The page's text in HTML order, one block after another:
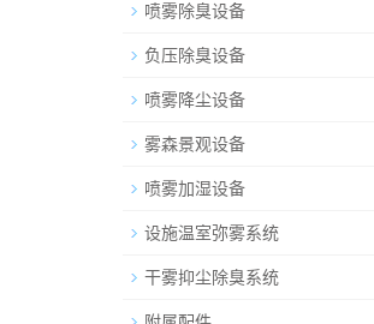
喷雾除臭设备
负压除臭设备
喷雾降尘设备
雾森景观设备
喷雾加湿设备
设施温室弥雾系统
干雾抑尘除臭系统